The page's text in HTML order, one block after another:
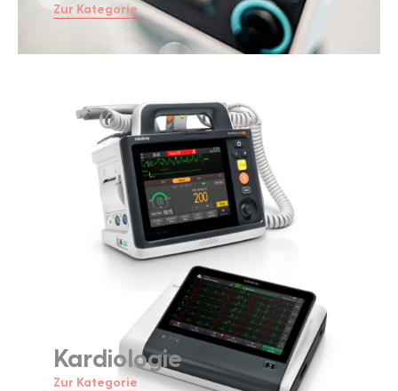
Zur Kategorie
Kardiologie
Zur Kategorie